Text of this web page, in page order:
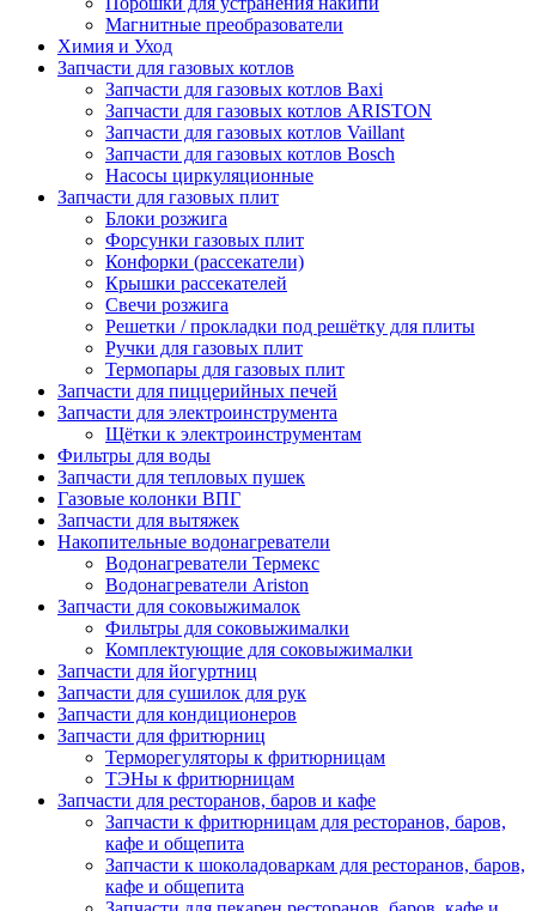
Магнитные преобразователи
Химия и Уход
Запчасти для газовых котлов
Запчасти для газовых котлов Baxi
Запчасти для газовых котлов ARISTON
Запчасти для газовых котлов Vaillant
Запчасти для газовых котлов Bosch
Насосы циркуляционные
Запчасти для газовых плит
Блоки розжига
Форсунки газовых плит
Конфорки (рассекатели)
Крышки рассекателей
Свечи розжига
Решетки / прокладки под решётку для плиты
Ручки для газовых плит
Термопары для газовых плит
Запчасти для пиццерийных печей
Запчасти для электроинструмента
Щётки к электроинструментам
Фильтры для воды
Запчасти для тепловых пушек
Газовые колонки ВПГ
Запчасти для вытяжек
Накопительные водонагреватели
Водонагреватели Термекс
Водонагреватели Ariston
Запчасти для соковыжималок
Фильтры для соковыжималки
Комплектующие для соковыжималки
Запчасти для йогуртниц
Запчасти для сушилок для рук
Запчасти для кондиционеров
Запчасти для фритюрниц
Терморегуляторы к фритюрницам
ТЭНы к фритюрницам
Запчасти для ресторанов, баров и кафе
Запчасти к фритюрницам для ресторанов, баров,
кафе и общепита
Запчасти к шоколадоваркам для ресторанов, баров,
кафе и общепита